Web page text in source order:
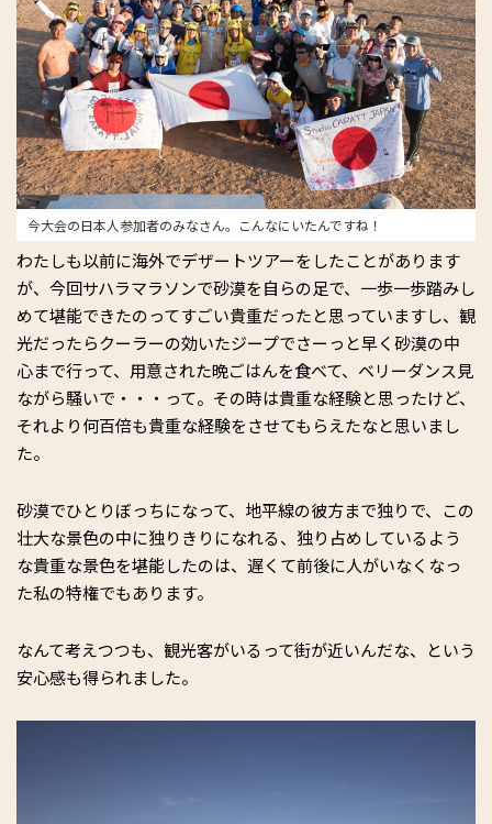
今大会の日本人参加者のみなさん。こんなにいたんですね！
わたしも以前に海外でデザートツアーをしたことがあります
が、今回サハラマラソンで砂漠を自らの足で、一歩一歩踏みし
めて堪能できたのってすごい貴重だったと思っていますし、観
光だったらクーラーの効いたジープでさーっと早く砂漠の中
心まで行って、用意された晩ごはんを食べて、ベリーダンス見
ながら騒いで・・・って。その時は貴重な経験と思ったけど、
それより何百倍も貴重な経験をさせてもらえたなと思いまし
た。
砂漠でひとりぼっちになって、地平線の彼方まで独りで、この
壮大な景色の中に独りきりになれる、独り占めしているよう
な貴重な景色を堪能したのは、遅くて前後に人がいなくなっ
た私の特権でもあります。
なんて考えつつも、観光客がいるって街が近いんだな、という
安心感も得られました。